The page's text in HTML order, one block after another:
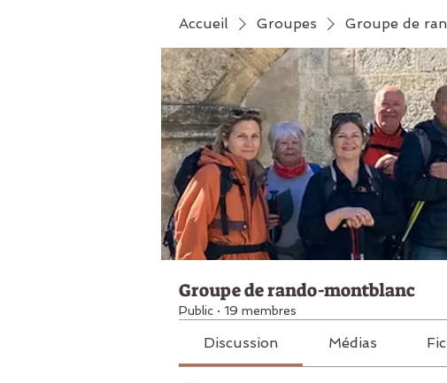
Accueil Groupes Groupe de
Groupe de rando-montblanc
Public · 19 membres
Discussion Médias